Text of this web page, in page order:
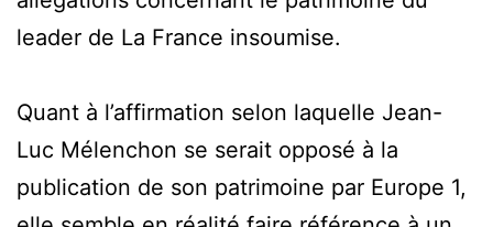
leader de La France insoumise.
Quant à l’affirmation selon laquelle Jean-
Luc Mélenchon se serait opposé à la
publication de son patrimoine par Europe 1,